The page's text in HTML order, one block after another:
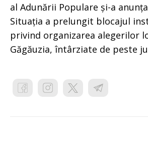
al Adunării Populare și-a
Situația a prelungit blocajul
privind organizarea alegerilor
Găgăuzia, întârziate de peste